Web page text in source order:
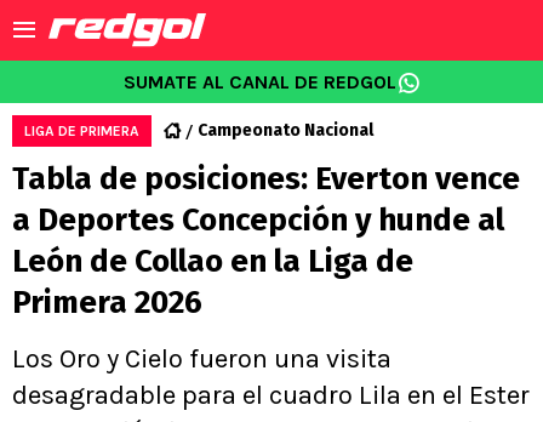
SUMATE AL CANAL DE REDGOL
LIGA DE PRIMERA Campeonato Nacional
Tabla de posiciones: Everton vence
a Deportes Concepción y hunde al
León de Collao en la Liga de
Primera 2026
Los Oro y Cielo fueron una visita
desagradable para el cuadro Lila en el Ester